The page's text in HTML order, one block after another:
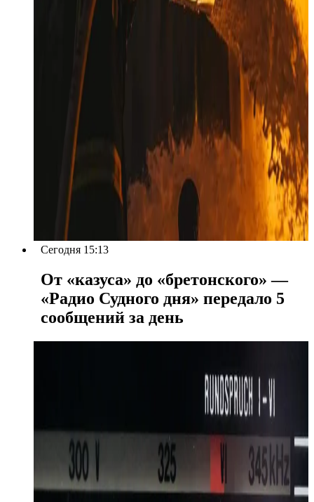
Сегодня 15:13
От «казуса» до «бретонского» —
«Радио Судного дня» передало 5
сообщений за день